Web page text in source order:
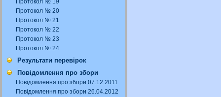
Протокол № 19
Протокол № 20
Протокол № 21
Протокол № 22
Протокол № 23
Протокол № 24
Результати перевірок
Повідомлення про збори
Повідомлення про збори 07.12.2011
Повідомлення про збори 26.04.2012